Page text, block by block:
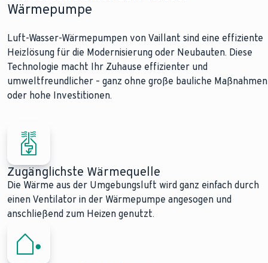
Wärmepumpe
Luft-Wasser-Wärmepumpen von Vaillant sind eine effiziente
Heizlösung für die Modernisierung oder Neubauten. Diese
Technologie macht Ihr Zuhause effizienter und
umweltfreundlicher – ganz ohne große bauliche Maßnahmen
oder hohe Investitionen.
Zugänglichste Wärmequelle
Die Wärme aus der Umgebungsluft wird ganz einfach durch
einen Ventilator in der Wärmepumpe angesogen und
anschließend zum Heizen genutzt.